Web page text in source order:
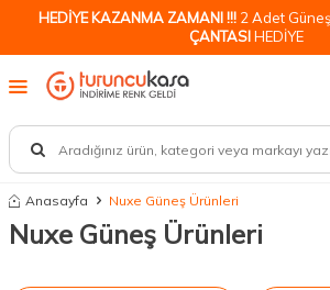
HEDİYE KAZANMA ZAMANI !!! 2 Adet
ÇANTASIHEDİYE
Anasayfa Nuxe Güneş Ürünleri
Nuxe Güneş Ürünleri